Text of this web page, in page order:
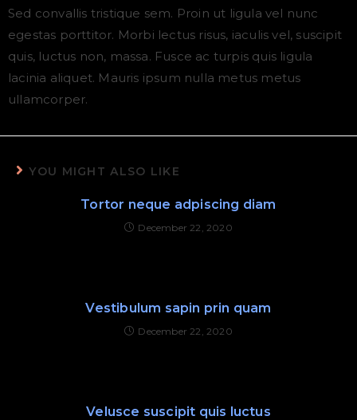
Sed convallis tristique sem. Proin ut ligula vel nunc
egestas porttitor. Morbi lectus risus, iaculis vel, suscipit
quis, luctus non, massa. Fusce ac turpis quis ligula
lacinia aliquet. Mauris ipsum nulla metus metus
ullamcorper.
YOU MIGHT ALSO LIKE
Tortor neque adpiscing diam
December 22, 2020
Vestibulum sapin prin quam
December 22, 2020
Velusce suscipit quis luctus